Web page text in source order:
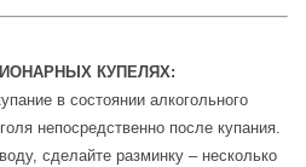
КУПЕЛЯХ:
в состоянии алкогольного
непосредственно после купания.
сделайте разминку – несколько